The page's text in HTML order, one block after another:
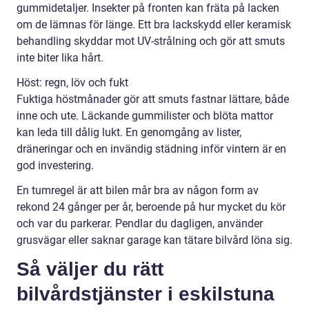
gummidetaljer. Insekter på fronten kan fräta på lacken
om de lämnas för länge. Ett bra lackskydd eller keramisk
behandling skyddar mot UV-strålning och gör att smuts
inte biter lika hårt.
Höst: regn, löv och fukt
Fuktiga höstmånader gör att smuts fastnar lättare, både
inne och ute. Läckande gummilister och blöta mattor
kan leda till dålig lukt. En genomgång av lister,
dräneringar och en invändig städning inför vintern är en
god investering.
En tumregel är att bilen mår bra av någon form av
rekond 24 gånger per år, beroende på hur mycket du kör
och var du parkerar. Pendlar du dagligen, använder
grusvägar eller saknar garage kan tätare bilvård löna sig.
Så väljer du rätt
bilvårdstjänster i eskilstuna